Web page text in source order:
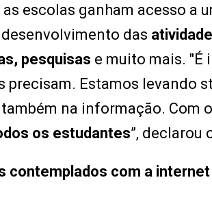
escolas ganham acesso a
das
pesquisas e muito mais. "É
precisam. Estamos levando
na informação. Com o
os estudantes”, declarou
contemplados com a